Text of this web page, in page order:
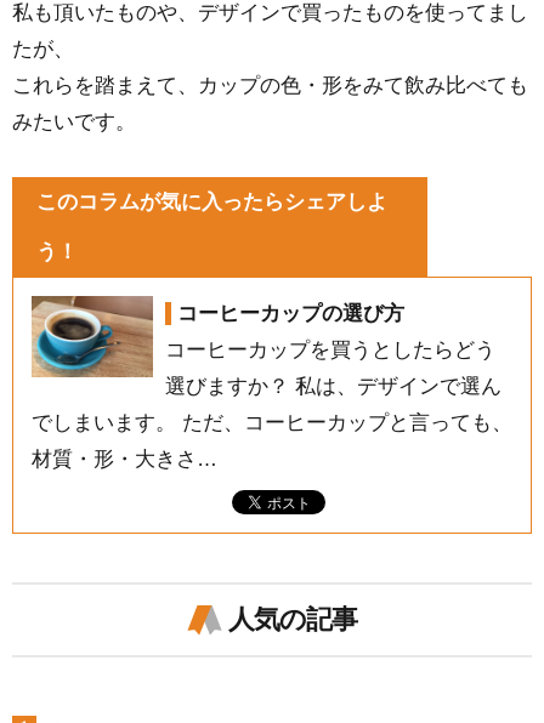
私も頂いたものや、デザインで買ったものを使ってまし
たが、
これらを踏まえて、カップの色・形をみて飲み比べても
みたいです。
このコラムが気に入ったらシェアしよ
う！
コーヒーカップの選び方
コーヒーカップを買うとしたらどう
選びますか？ 私は、デザインで選ん
でしまいます。 ただ、コーヒーカップと言っても、
材質・形・大きさ…
人気の記事